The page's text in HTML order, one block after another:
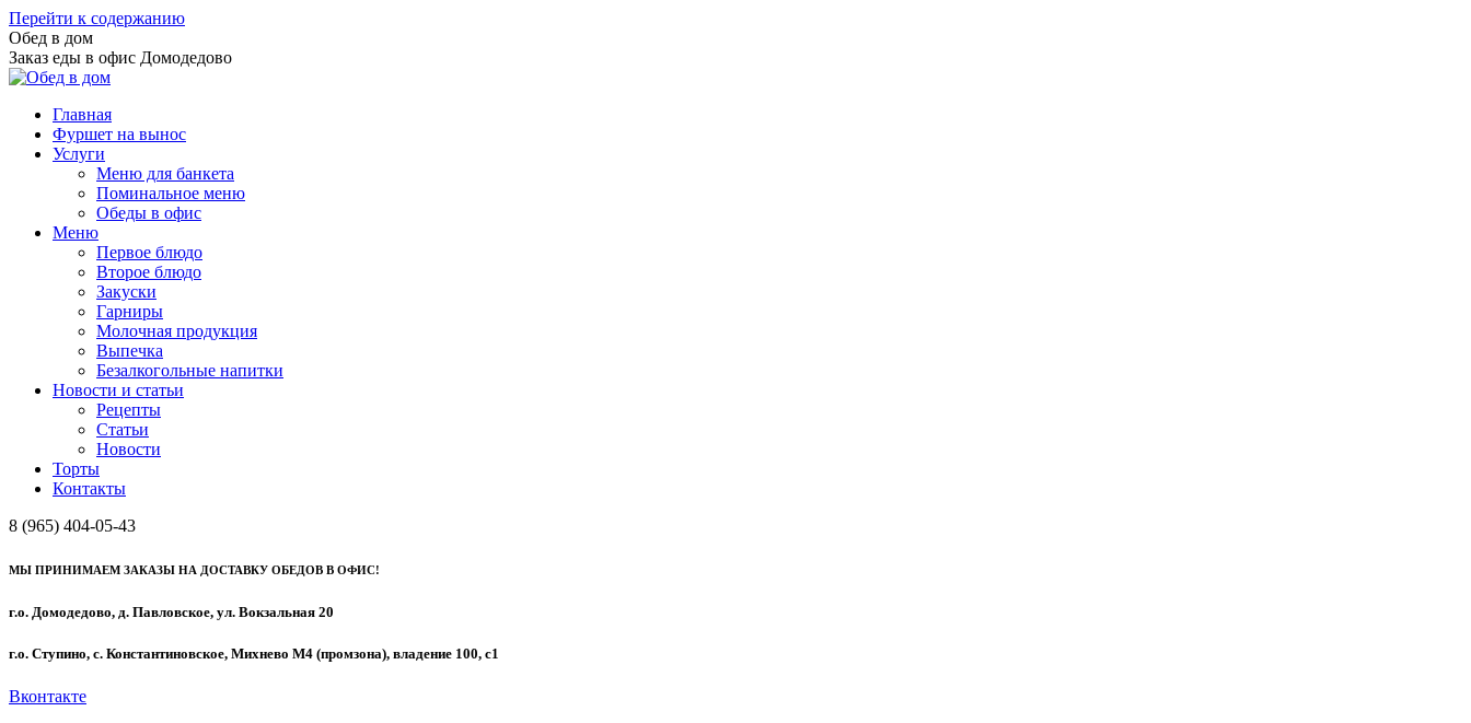
Перейти к содержанию
Обед в дом
Заказ еды в офис Домодедово
Главная
Фуршет на вынос
Услуги
Меню для банкета
Поминальное меню
Обеды в офис
Меню
Первое блюдо
Второе блюдо
Закуски
Гарниры
Молочная продукция
Выпечка
Безалкогольные напитки
Новости и статьи
Рецепты
Статьи
Новости
Торты
Контакты
8 (965) 404-05-43
МЫ ПРИНИМАЕМ ЗАКАЗЫ НА ДОСТАВКУ ОБЕДОВ В ОФИС!
г.о. Домодедово, д. Павловское, ул. Вокзальная 20
г.о. Ступино, с. Константиновское, Михнево М4 (промзона), владение 100, с1
Вконтакте